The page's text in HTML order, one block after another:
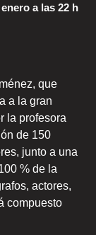
a las 22 h
que
a la gran
la profesora
de 150
junto a una
% de la
actores,
compuesto